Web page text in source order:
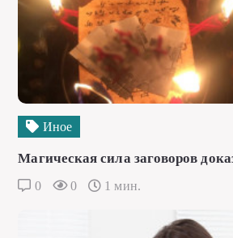
Иное
Магическая сила заговоров
0 0 1 мин.